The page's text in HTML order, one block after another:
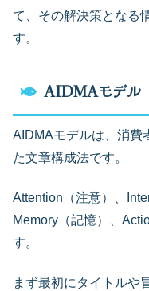
て、その解決策となる
す。
AIDMAモデル
AIDMAモデルは、消費
た文章構成法です。
Attention（注意）、
Memory（記憶）、
す。
まず最初にタイトルや